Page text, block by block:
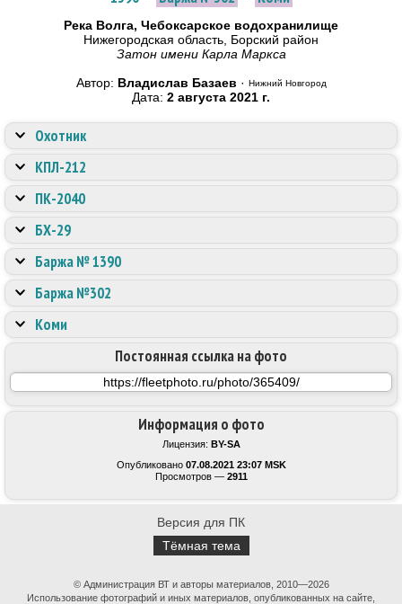
Река Волга, Чебоксарское водохранилище
Нижегородская область, Борский район
Затон имени Карла Маркса
Автор: Владислав Базаев · Нижний Новгород
Дата: 2 августа 2021 г.
Информация о фото
Лицензия: BY-SA
Опубликовано 07.08.2021 23:07 MSK
Просмотров — 2911
Постоянная ссылка на фото
Охотник
КПЛ-212
ПК-2040
БХ-29
Баржа № 1390
Баржа №302
Коми
Версия для ПК
Тёмная тема
© Администрация ВТ и авторы материалов, 2010—2026
Использование фотографий и иных материалов, опубликованных на сайте,